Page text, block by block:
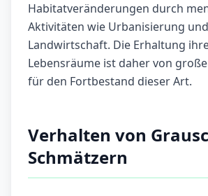
Habitatveränderungen durch
Aktivitäten wie Urbanisierung und
Landwirtschaft. Die Erhaltung
Lebensräume ist daher von
für den Fortbestand dieser Art.
Verhalten von
Schmätzern